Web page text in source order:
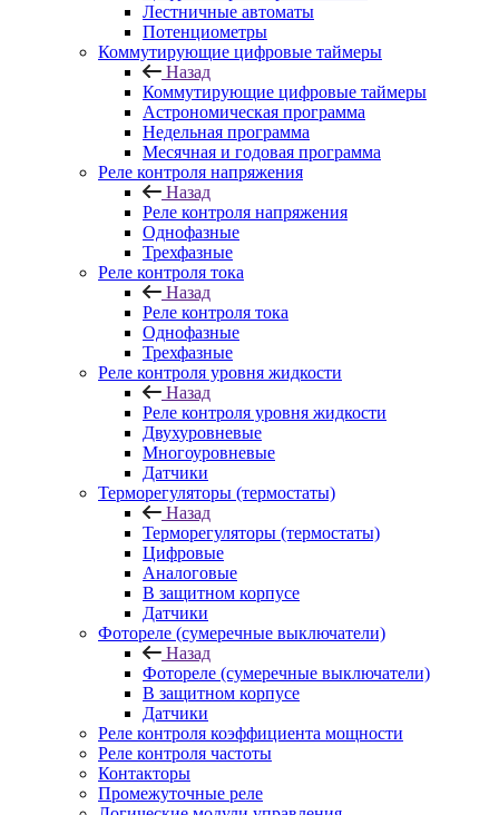
Лестничные автоматы
Потенциометры
Коммутирующие цифровые таймеры
Назад
Коммутирующие цифровые таймеры
Астрономическая программа
Недельная программа
Месячная и годовая программа
Реле контроля напряжения
Назад
Реле контроля напряжения
Однофазные
Трехфазные
Реле контроля тока
Назад
Реле контроля тока
Однофазные
Трехфазные
Реле контроля уровня жидкости
Назад
Реле контроля уровня жидкости
Двухуровневые
Многоуровневые
Датчики
Терморегуляторы (термостаты)
Назад
Терморегуляторы (термостаты)
Цифровые
Аналоговые
В защитном корпусе
Датчики
Фотореле (сумеречные выключатели)
Назад
Фотореле (сумеречные выключатели)
В защитном корпусе
Датчики
Реле контроля коэффициента мощности
Реле контроля частоты
Контакторы
Промежуточные реле